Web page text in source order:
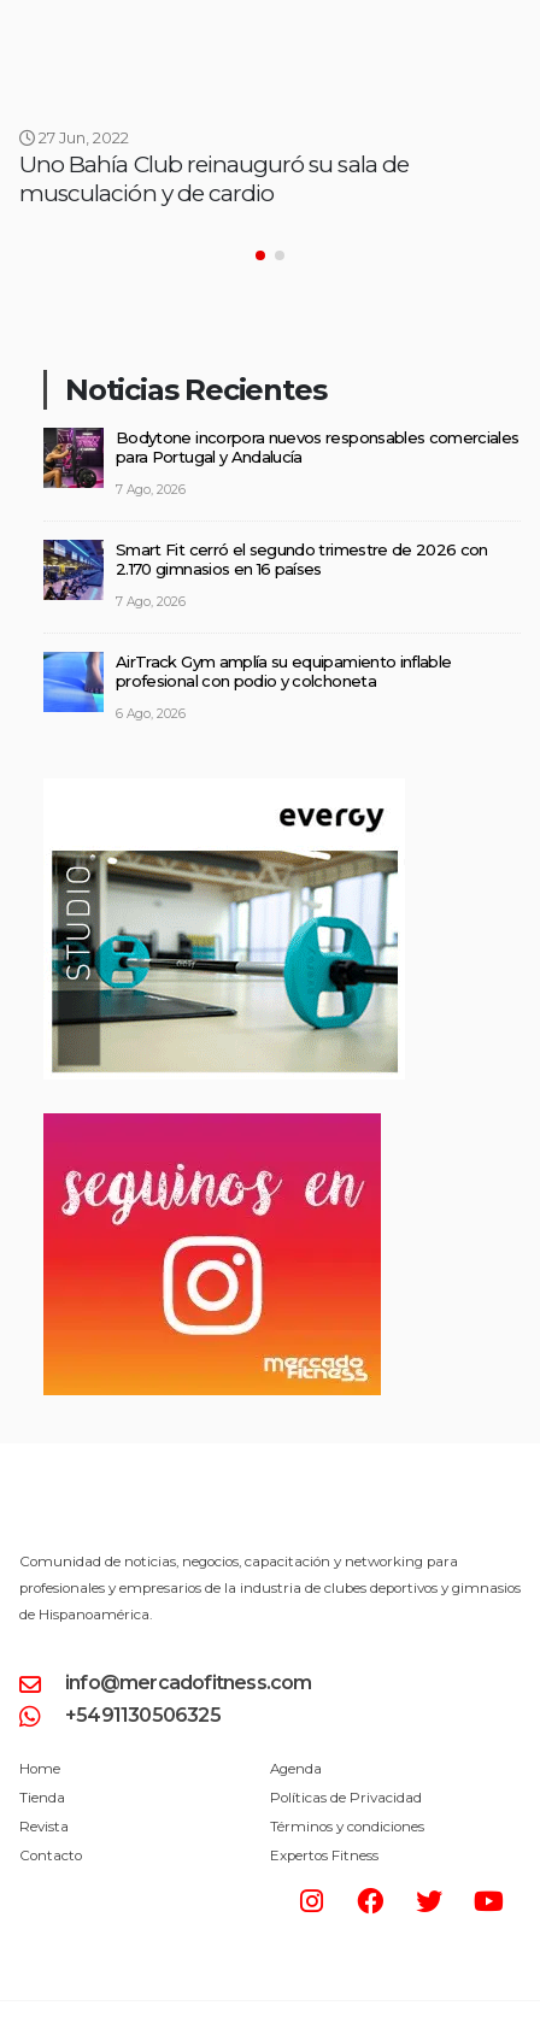
27 Jun, 2022
Uno Bahía Club reinauguró su sala de
musculación y de cardio
Noticias Recientes
Bodytone incorpora nuevos responsables comerciales
para Portugal y Andalucía
7 Ago, 2026
Smart Fit cerró el segundo trimestre de 2026 con
2.170 gimnasios en 16 países
7 Ago, 2026
AirTrack Gym amplía su equipamiento inflable
profesional con podio y colchoneta
6 Ago, 2026
Comunidad de noticias, negocios, capacitación y networking para
profesionales y empresarios de la industria de clubes deportivos y gimnasios
de Hispanoamérica.
info@mercadofitness.com
+5491130506325
Home
Tienda
Revista
Contacto
Agenda
Políticas de Privacidad
Términos y condiciones
Expertos Fitness